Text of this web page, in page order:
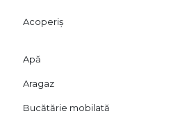
Acoperiș
Apă
Aragaz
Bucătărie mobilată